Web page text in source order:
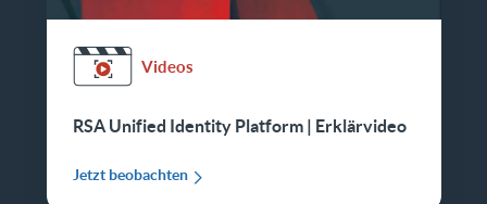
Videos
RSA Unified Identity Platform | Erklärvideo
Jetzt beobachten